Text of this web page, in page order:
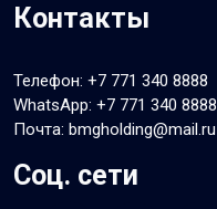
Контакты
Телефон: +7 771 340 8888
WhatsApp: +7 771 340 8888
Почта: bmgholding@mail.ru
Соц. сети